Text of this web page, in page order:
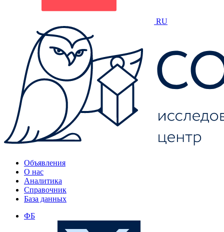
RU
Объявления
О нас
Аналитика
Справочник
База данных
ФБ